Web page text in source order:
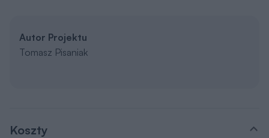
Autor Projektu
Tomasz Pisaniak
Koszty